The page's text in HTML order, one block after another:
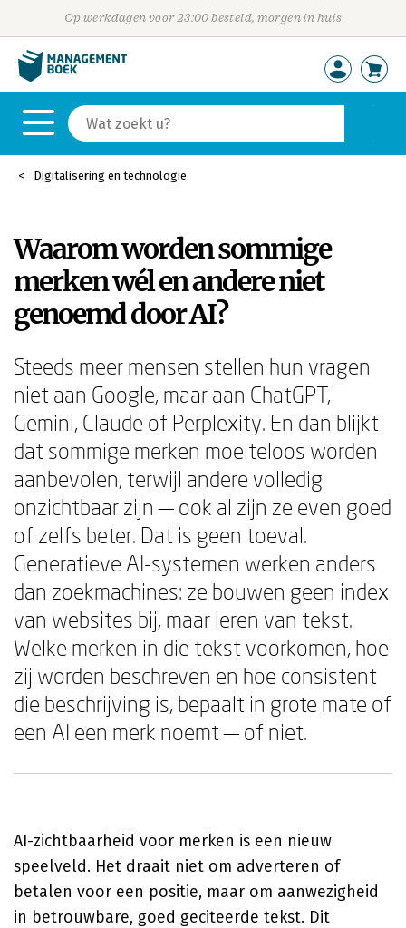
Op werkdagen voor 23:00 besteld, morgen in huis
Digitalisering en technologie
Waarom worden sommige
merken wél en andere niet
genoemd door AI?
Steeds meer mensen stellen hun vragen
niet aan Google, maar aan ChatGPT,
Gemini, Claude of Perplexity. En dan blijkt
dat sommige merken moeiteloos worden
aanbevolen, terwijl andere volledig
onzichtbaar zijn — ook al zijn ze even goed
of zelfs beter. Dat is geen toeval.
Generatieve AI-systemen werken anders
dan zoekmachines: ze bouwen geen index
van websites bij, maar leren van tekst.
Welke merken in die tekst voorkomen, hoe
zij worden beschreven en hoe consistent
die beschrijving is, bepaalt in grote mate of
een AI een merk noemt — of niet.
AI-zichtbaarheid voor merken is een nieuw
speelveld. Het draait niet om adverteren of
betalen voor een positie, maar om aanwezigheid
in betrouwbare, goed geciteerde tekst. Dit